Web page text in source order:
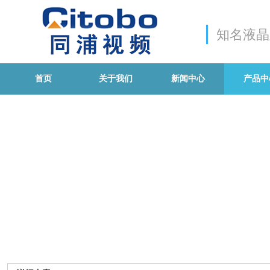
知名液
首页 关于我们 新闻中心 产品